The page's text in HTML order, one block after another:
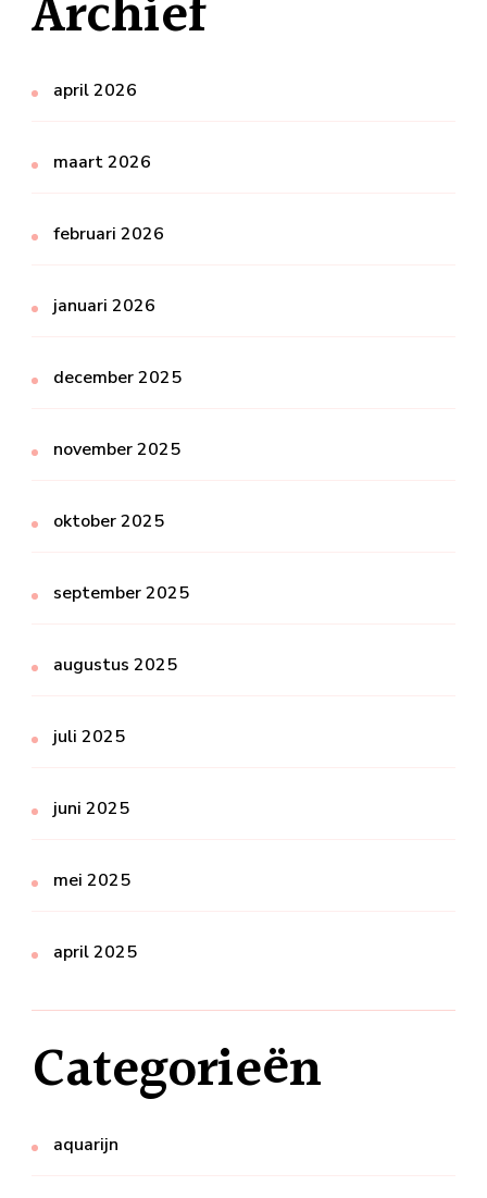
april 2026
maart 2026
februari 2026
januari 2026
december 2025
november 2025
oktober 2025
september 2025
augustus 2025
juli 2025
juni 2025
mei 2025
april 2025
Categorieën
aquarijn